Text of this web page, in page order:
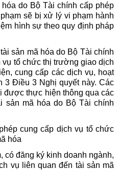
do Bộ Tài chính cấp phép
sẽ bị xử lý vi phạm hành
hình sự theo quy định pháp
sản mã hóa do Bộ Tài chính
tổ chức thị trường giao dịch
cung cấp các dịch vụ, hoạt
3 Điều 3 Nghị quyết này. Các
được thực hiện thông qua các
sản mã hóa do Bộ Tài chính
cung cấp dịch vụ tổ chức
hóa
có đăng ký kinh doanh ngành,
vụ liên quan đến tài sản mã